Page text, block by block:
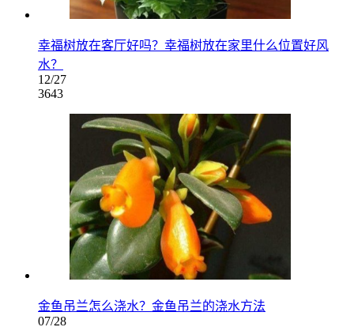
幸福树放在客厅好吗？幸福树放在家里什么位置好风
水？
12/27
3643
金鱼吊兰怎么浇水？金鱼吊兰的浇水方法
07/28